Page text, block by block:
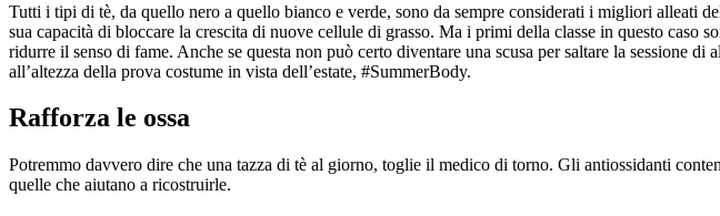
Tutti i tipi di tè, da quello nero a quello bianco e verde, sono da sempre considerati i migliori alleati
sua capacità di bloccare la crescita di nuove cellule di grasso. Ma i primi della classe in questo caso
ridurre il senso di fame. Anche se questa non può certo diventare una scusa per saltare la sessione
all’altezza della prova costume in vista dell’estate, #SummerBody.
Rafforza le ossa
Potremmo davvero dire che una tazza di tè al giorno, toglie il medico di torno. Gli antiossidanti
quelle che aiutano a ricostruirle.